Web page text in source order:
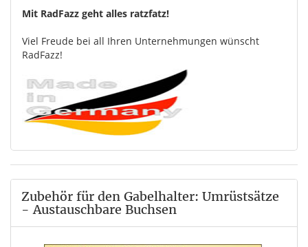
Mit RadFazz geht alles ratzfatz!
Viel Freude bei all Ihren Unternehmungen wünscht
RadFazz!
Zubehör für den Gabelhalter: Umrüstsätze
- Austauschbare Buchsen